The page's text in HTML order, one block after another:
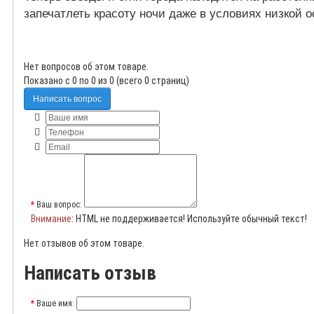
запечатлеть красоту ночи даже в условиях низкой
Нет вопросов об этом товаре.
Показано с 0 по 0 из 0 (всего 0 страниц)
Написать вопрос
Ваш вопрос:
Внимание: HTML не поддерживается! Используйте обычный текст!
Нет отзывов об этом товаре.
Написать отзыв
Ваше имя: